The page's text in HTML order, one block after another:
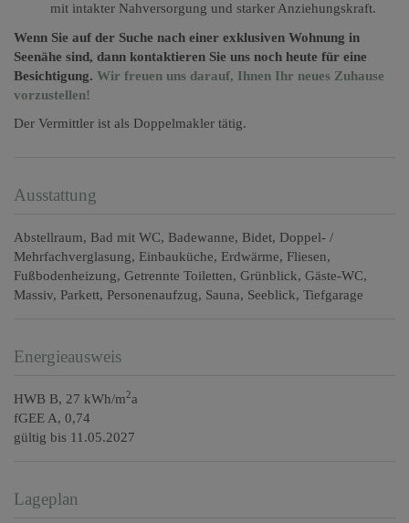
mit intakter Nahversorgung und starker Anziehungskraft.
Wenn Sie auf der Suche nach einer exklusiven Wohnung in
Seenähe sind, dann kontaktieren Sie uns noch heute für eine
Besichtigung. Wir freuen uns darauf, Ihnen Ihr neues Zuhause
vorzustellen!
Der Vermittler ist als Doppelmakler tätig.
Ausstattung
Abstellraum Bad mit WC Badewanne Bidet Doppel- /
Mehrfachverglasung
Einbauküche Erdwärme
Fliesen
Fußbodenheizung Getrennte Toiletten Grünblick Gäste-WC
Massiv Parkett Personenaufzug Sauna Seeblick Tiefgarage
Energieausweis
HWB B, 27 kWh/m2a
fGEE A, 0,74
gültig bis 11.05.2027
Lageplan